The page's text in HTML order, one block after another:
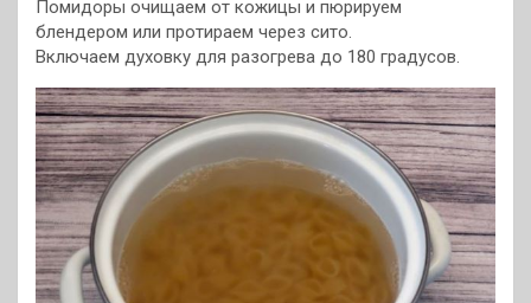
Помидоры очищаем от кожицы и пюрируем
блендером или протираем через сито.
Включаем духовку для разогрева до 180 градусов.